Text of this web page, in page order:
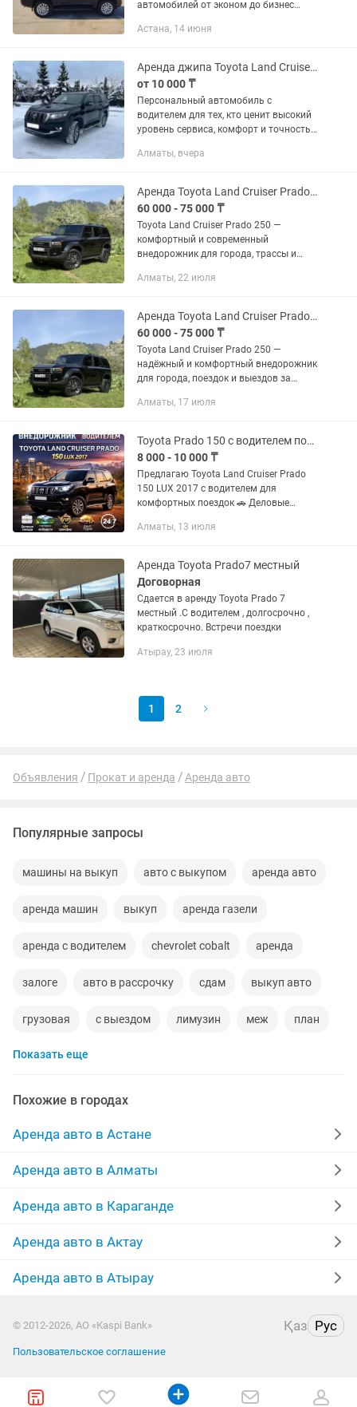
автомобилей от эконом до бизнес
Под такси не даем!!! Таксиге
АКПП,...
Астана, 14 июня
Аренда джипа Toyota Land Cruiser Prado с водителем Алматы Премиум сервис
от 10 000 ₸
Персональный автомобиль с
водителем для тех, кто ценит высокий
уровень сервиса, комфорт и точность в
которым важно спокойствие в дороге и
Алматы, вчера
Аренда Toyota Land Cruiser Prado 250 Алматы/Прокат внедорожника
60 000 - 75 000 ₸
Toyota Land Cruiser Prado 250 —
комфортный и современный
внедорожник для города, трассы и
идеальном техническом и
1 сутки — 75 000...
Алматы, 22 июля
Аренда Toyota Land Cruiser Prado 250 Алматы/Прокат внедорожника
60 000 - 75 000 ₸
Toyota Land Cruiser Prado 250 —
надёжный и комфортный внедорожник
для города, поездок и выездов за
вместительностью и высоким уровнем
Алматы, 17 июля
Toyota Prado 150 с водителем поездки по Алматы и Алматинской области
8 000 - 10 000 ₸
Предлагаю Toyota Land Cruiser Prado
150 LUX 2017 с водителем для
комфортных поездок 🚗 Деловые
Трансфер в/из аэропорта 🏞️ Поездки
Алматы, 13 июля
Аренда Toyota Prado7 местный
Договорная
Сдается в аренду Toyota Prado 7
местный .С водителем , долгосрочно ,
краткосрочно. Встречи поездки
Атырау, 23 июля
1 2
Объявления Прокат и аренда Аренда авто
Популярные запросы
машины на выкуп авто с выкупом аренда авто
аренда машин выкуп аренда газели
аренда с водителем chevrolet cobalt аренда
залоге авто в рассрочку сдам выкуп авто
грузовая с выездом лимузин меж план
авто аренда с выкупом
мопед арендую аренда на месяц
посуточна камри
toyota аренда машины с выкупом
аренда mercedes стаже
долгосрочный водители
Показать еще
Похожие в городах
Аренда авто в Астане
Аренда авто в Алматы
Аренда авто в Караганде
Аренда авто в Актау
Аренда авто в Атырау
© 2012-2026, АО «Kaspi Bank» Қаз Рус
Пользовательское соглашение